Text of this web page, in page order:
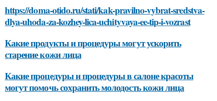
https://doma-otido.ru/stati/kak-pravilno-vybrat-sredstva-
dlya-uhoda-za-kozhey-lica-uchityvaya-ee-tip-i-vozrast
Какие продукты и процедуры могут ускорить
старение кожи лица
Какие процедуры и процедуры в салоне красоты
могут помочь сохранить молодость кожи лица